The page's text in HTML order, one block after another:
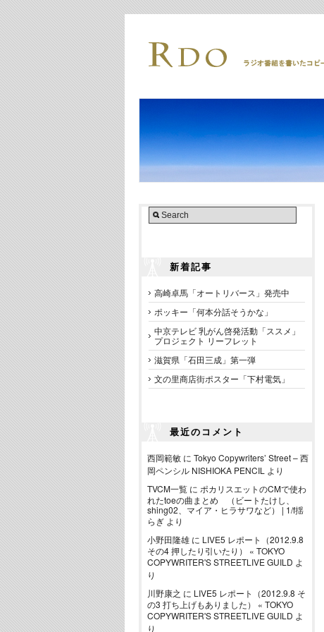
新着記事
高崎卓馬「オートリバース」発売中
ポッキー「何本分話そうかな」
中京テレビ 乳がん啓発活動「ススメ」
プロジェクト リーフレット
滋賀県「石田三成」第一弾
文の里商店街ポスター「下村電気」
最近のコメント
西岡範敏 に Tokyo Copywriters’ Street – 西
岡ペンシル NISHIOKA PENCIL より
TVCM一覧 に ポカリスエットのCMで使わ
れたtoeの曲まとめ （ビートたけし、
shing02、マイア・ヒラサワなど） | 1/f揺
らぎ より
小野田隆雄 に LIVE5 レポート（2012.9.8
その4 押したり引いたり） « TOKYO
COPYWRITER'S STREETLIVE GUILD よ
り
川野康之 に LIVE5 レポート（2012.9.8 そ
の3 打ち上げもありました） « TOKYO
COPYWRITER'S STREETLIVE GUILD よ
り